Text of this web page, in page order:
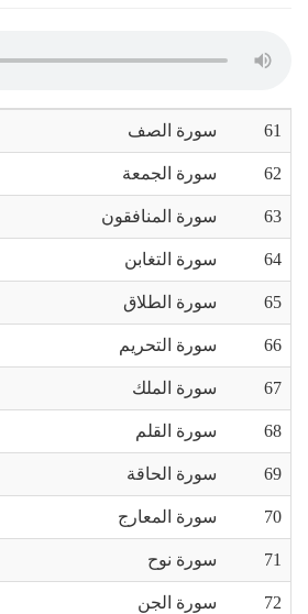
61 سورة الصف
62 سورة الجمعة
63 سورة المنافقون
64 سورة التغابن
65 سورة الطلاق
66 سورة التحريم
67 سورة الملك
68 سورة القلم
69 سورة الحاقة
70 سورة المعارج
71 سورة نوح
72 سورة الجن